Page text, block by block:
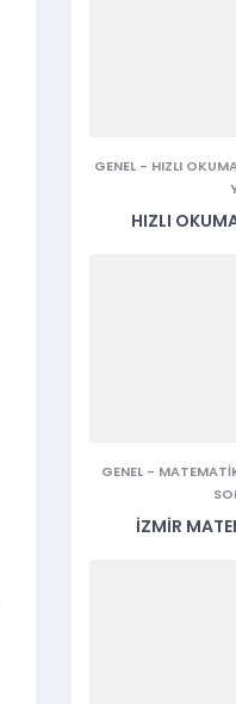
GENEL - HIZLI
HIZLI
GENEL-
İZMIR